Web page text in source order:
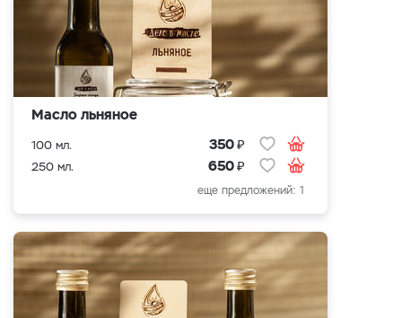
Масло льняное
100 мл. 350₽
250 мл. 650₽
еще предложений: 1